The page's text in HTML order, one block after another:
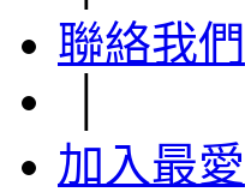
聯絡我們
加入最愛